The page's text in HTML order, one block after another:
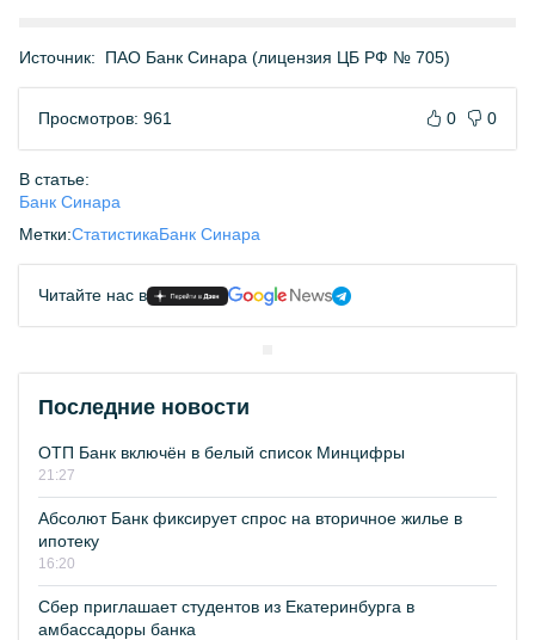
Источник: ПАО Банк Синара (лицензия ЦБ РФ № 705)
Просмотров: 961 0 0
В статье:
Банк Синара
Метки:СтатистикаБанк Синара
Читайте нас в
Последние новости
ОТП Банк включён в белый список Минцифры
21:27
Абсолют Банк фиксирует спрос на вторичное жилье в
ипотеку
16:20
Сбер приглашает студентов из Екатеринбурга в
амбассадоры банка